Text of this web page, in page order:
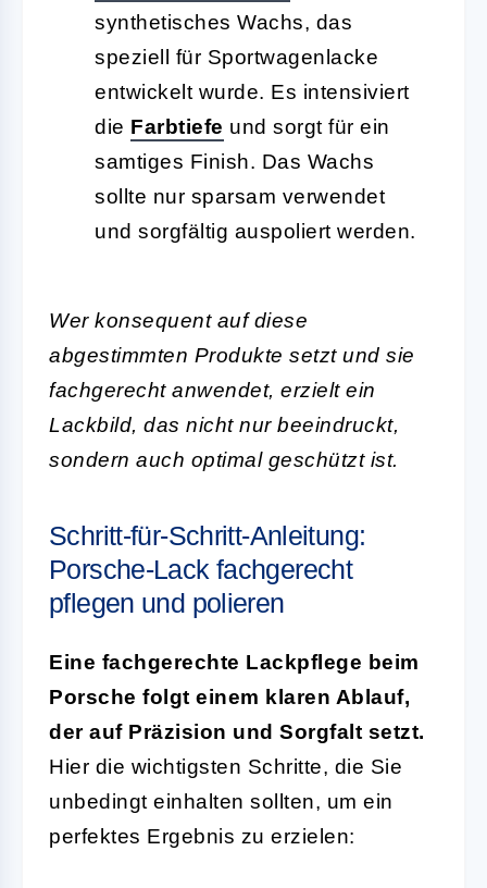
synthetisches Wachs, das
speziell für Sportwagenlacke
entwickelt wurde. Es intensiviert
die Farbtiefe und sorgt für ein
samtiges Finish. Das Wachs
sollte nur sparsam verwendet
und sorgfältig auspoliert werden.
Wer konsequent auf diese
abgestimmten Produkte setzt und sie
fachgerecht anwendet, erzielt ein
Lackbild, das nicht nur beeindruckt,
sondern auch optimal geschützt ist.
Schritt-für-Schritt-Anleitung:
Porsche-Lack fachgerecht
pflegen und polieren
Eine fachgerechte Lackpflege beim
Porsche folgt einem klaren Ablauf,
der auf Präzision und Sorgfalt setzt.
Hier die wichtigsten Schritte, die Sie
unbedingt einhalten sollten, um ein
perfektes Ergebnis zu erzielen: